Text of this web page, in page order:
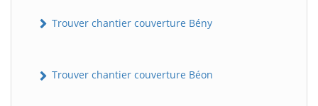
Trouver chantier couverture Bény
Trouver chantier couverture Béon